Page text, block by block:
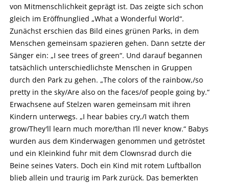
von Mitmenschlichkeit geprägt ist. Das zeigte sich schon
gleich im Eröffnunglied „What a Wonderful World“.
Zunächst erschien das Bild eines grünen Parks, in dem
Menschen gemeinsam spazieren gehen. Dann setzte der
Sänger ein: „I see trees of green“. Und darauf begannen
tatsächlich unterschiedlichste Menschen in Gruppen
durch den Park zu gehen. „The colors of the rainbow,/so
pretty in the sky/Are also on the faces/of people going by.“
Erwachsene auf Stelzen waren gemeinsam mit ihren
Kindern unterwegs. „I hear babies cry,/I watch them
grow/They′ll learn much more/than I’ll never know.“ Babys
wurden aus dem Kinderwagen genommen und getröstet
und ein Kleinkind fuhr mit dem Clownsrad durch die
Beine seines Vaters. Doch ein Kind mit rotem Luftballon
blieb allein und traurig im Park zurück. Das bemerkten